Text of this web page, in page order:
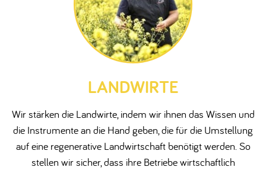
LANDWIRTE
Wir stärken die Landwirte, indem wir ihnen das Wissen und
die Instrumente an die Hand geben, die für die Umstellung
auf eine regenerative Landwirtschaft benötigt werden. So
stellen wir sicher, dass ihre Betriebe wirtschaftlich